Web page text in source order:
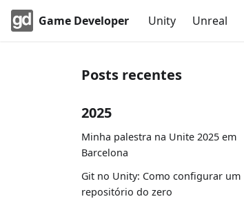
Game Developer Unity Unreal
Posts recentes
2025
Minha palestra na Unite 2025 em
Barcelona
Git no Unity: Como configurar um
repositório do zero